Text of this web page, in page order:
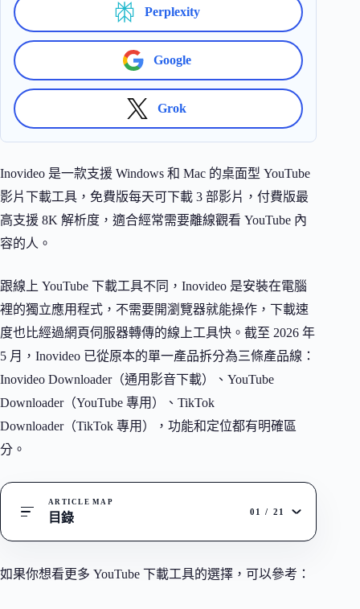
Perplexity
Google
Grok
Inovideo 是一款支援 Windows 和 Mac 的桌面型 YouTube
影片下載工具，免費版每天可下載 3 部影片，付費版最
高支援 8K 解析度，適合經常需要離線觀看 YouTube 內
容的人。
跟線上 YouTube 下載工具不同，Inovideo 是安裝在電腦
裡的獨立應用程式，不需要開瀏覽器就能操作，下載速
度也比經過網頁伺服器轉傳的線上工具快。截至 2026 年
5 月，Inovideo 已從原本的單一產品拆分為三條產品線：
Inovideo Downloader（通用影音下載）、YouTube
Downloader（YouTube 專用）、TikTok
Downloader（TikTok 專用），功能和定位都有明確區
分。
ARTICLE MAP
目錄 01 / 21
如果你想看更多 YouTube 下載工具的選擇，可以參考：